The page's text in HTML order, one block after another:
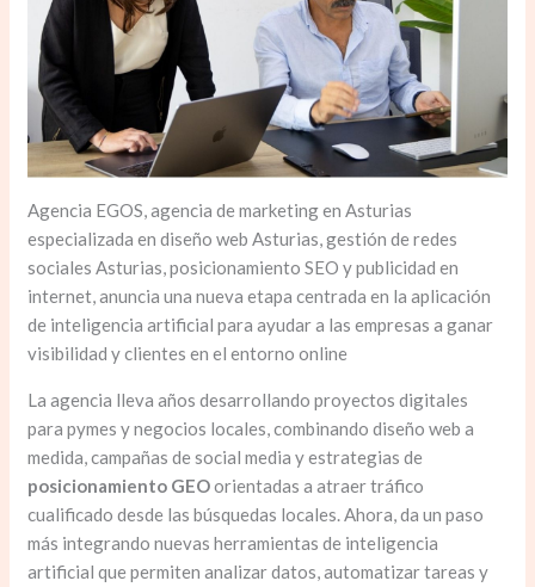
Agencia EGOS, agencia de marketing en Asturias
especializada en diseño web Asturias, gestión de redes
sociales Asturias, posicionamiento SEO y publicidad en
internet, anuncia una nueva etapa centrada en la aplicación
de inteligencia artificial para ayudar a las empresas a ganar
visibilidad y clientes en el entorno online
La agencia lleva años desarrollando proyectos digitales
para pymes y negocios locales, combinando diseño web a
medida, campañas de social media y estrategias de
posicionamiento GEOorientadas a atraer tráfico
cualificado desde las búsquedas locales. Ahora, da un paso
más integrando nuevas herramientas de inteligencia
artificial que permiten analizar datos, automatizar tareas y